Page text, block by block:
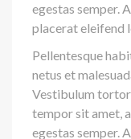
egestas semper.
placerat eleifend
Pellentesque
netus et
Vestibulum
tempor sit amet,
egestas semper.